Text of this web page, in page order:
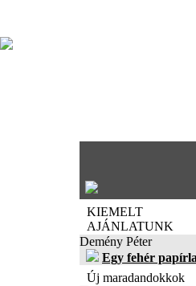
KIEMELT
AJÁNLATUNK
Demény Péter
Egy fehér
Új maradandokkok